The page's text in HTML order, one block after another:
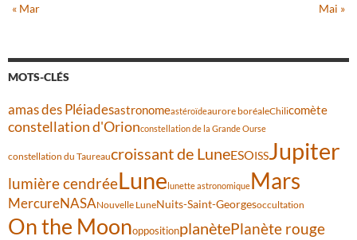
« Mar
Mai »
MOTS-CLÉS
amas des Pléiadesastronomeastéroïdeaurore boréaleChilicomète
constellation d'Orionconstellation de la Grande Ourse
constellation du Taureaucroissant de LuneESOISSJupiter
lumière cendréeLunelunette astronomiqueMars
MercureNASANouvelle LuneNuits-Saint-Georgesoccultation
On the MoonoppositionplanètePlanète rouge